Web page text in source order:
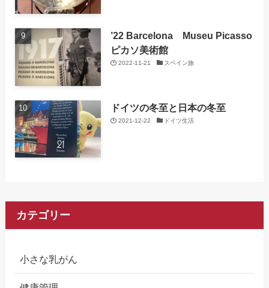
’22 Barcelona Museu Picasso
ピカソ美術館
2022-11-21 スペイン旅
ドイツの冬至と日本の冬至
2021-12-22 ドイツ生活
カテゴリー
小さな乳がん